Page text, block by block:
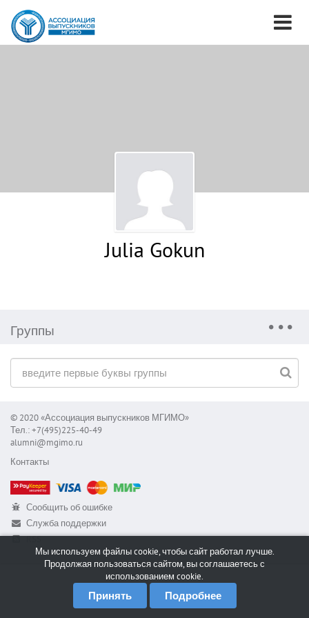
Julia Gokun
Группы
© 2020 «Ассоциация выпускников МГИМО»
Тел.: +7(495)225-40-49
alumni@mgimo.ru
Контакты
Сообщить об ошибке
Служба поддержки
RSS
Мы используем файлы cookie, чтобы сайт работал лучше.
Продолжая пользоваться сайтом, вы соглашаетесь с
использованием cookie.
Принять Подробнее